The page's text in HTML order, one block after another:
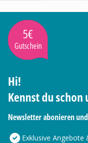
5€
Gutschein
Hi!
Kennst du
Newsletter abonieren
Exklusive Angebote